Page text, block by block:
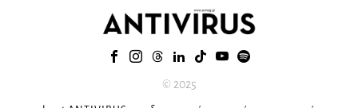
© 2025